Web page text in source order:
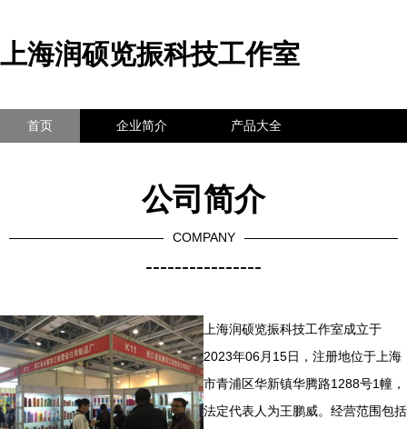
上海润硕览振科技工作室
首页 企业简介 产品大全
公司简介
COMPANY
----------------
上海润硕览振科技工作室成立于
2023年06月15日，注册地位于上海
市青浦区华新镇华腾路1288号1幢，
法定代表人为王鹏威。经营范围包括